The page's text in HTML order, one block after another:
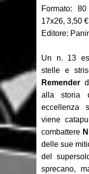
Formato:
17x26, 3,50 €
Editore:
Un n. 13
stelle e
Remender
alla storia
eccellenza
viene
combattere
delle sue
del
sprecano,